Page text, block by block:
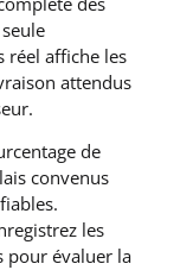
réel affiche les
attendus
de
convenus
les
pour évaluer la